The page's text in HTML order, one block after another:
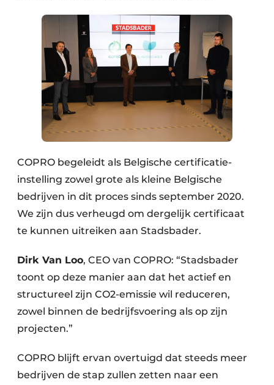
COPRO begeleidt als Belgische certificatie-
instelling zowel grote als kleine Belgische
bedrijven in dit proces sinds september 2020.
We zijn dus verheugd om dergelijk certificaat
te kunnen uitreiken aan Stadsbader.
Dirk Van Loo, CEO van COPRO: “Stadsbader
toont op deze manier aan dat het actief en
structureel zijn CO2-emissie wil reduceren,
zowel binnen de bedrijfsvoering als op zijn
projecten.”
COPRO blijft ervan overtuigd dat steeds meer
bedrijven de stap zullen zetten naar een